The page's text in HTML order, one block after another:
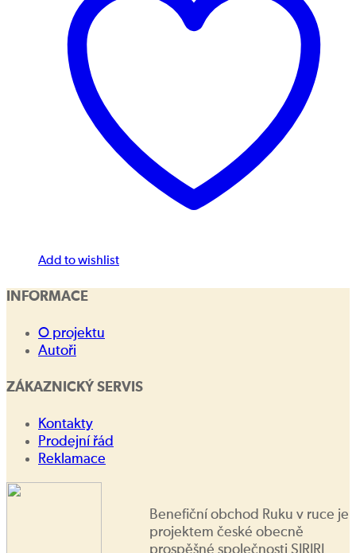
Add to wishlist
INFORMACE
O projektu
Autoři
ZÁKAZNICKÝ SERVIS
Kontakty
Prodejní řád
Reklamace
Benefiční obchod Ruku v ruce je
projektem české obecně
prospěšné společnosti SIRIRI